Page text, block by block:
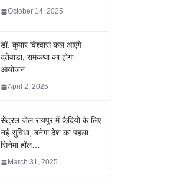
October 14, 2025
डॉ. कुमार विश्वास कल आएंगे
दंतेवाड़ा, रामकथा का होगा
आयोजन…
April 2, 2025
सेंट्रल जेल रायपुर में कैदियों के लिए
नई सुविधा, बनेगा देश का पहला
सिनेमा हॉल…
March 31, 2025